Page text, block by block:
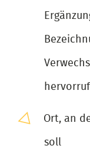
Ort, an
soll